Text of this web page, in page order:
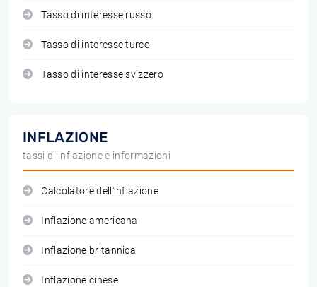
Tasso di interesse russo
Tasso di interesse turco
Tasso di interesse svizzero
INFLAZIONE
tassi di inflazione e informazioni
Calcolatore dell'inflazione
Inflazione americana
Inflazione britannica
Inflazione cinese